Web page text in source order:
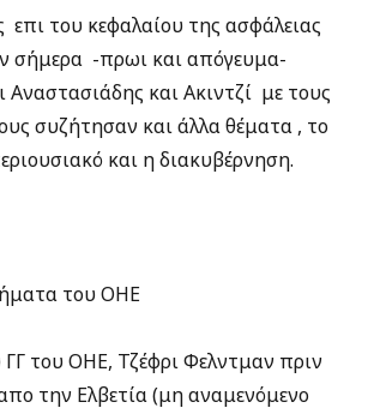
επι του κεφαλαίου της ασφάλειας
σήμερα -πρωι και απόγευμα-
Αναστασιάδης και Ακιντζί με τους
συζήτησαν και άλλα θέματα , το
και η διακυβέρνηση.
του ΟΗΕ
του ΟΗΕ, Τζέφρι Φελντμαν πριν
την Ελβετία (μη αναμενόμενο